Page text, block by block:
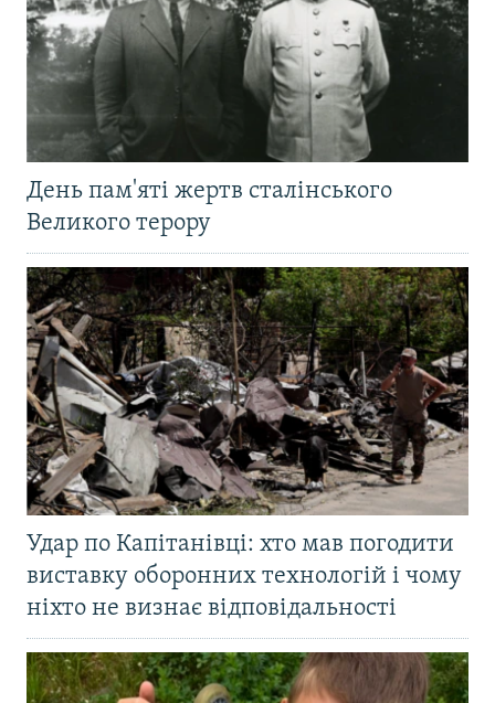
День пам'яті жертв сталінського
Великого терору
Удар по Капітанівці: хто мав погодити
виставку оборонних технологій і чому
ніхто не визнає відповідальності